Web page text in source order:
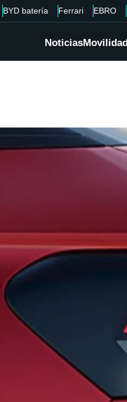
BYD batería Ferrari EBRO
Noticias